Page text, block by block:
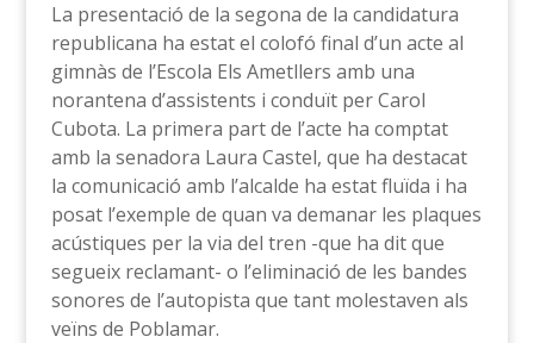
La presentació de la segona de la candidatura
republicana ha estat el colofó final d’un acte al
gimnàs de l’Escola Els Ametllers amb una
norantena d’assistents i conduït per Carol
Cubota. La primera part de l’acte ha comptat
amb la senadora Laura Castel, que ha destacat
la comunicació amb l’alcalde ha estat fluïda i ha
posat l’exemple de quan va demanar les plaques
acústiques per la via del tren -que ha dit que
segueix reclamant- o l’eliminació de les bandes
sonores de l’autopista que tant molestaven als
veïns de Poblamar.